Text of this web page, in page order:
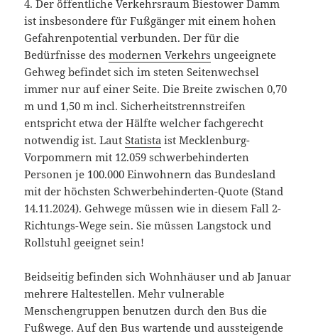
4. Der öffentliche Verkehrsraum Biestower Damm
ist insbesondere für Fußgänger mit einem hohen
Gefahrenpotential verbunden. Der für die
Bedürfnisse desmodernen Verkehrs ungeeignete
Gehweg befindet sich im steten Seitenwechsel
immer nur auf einer Seite. Die Breite zwischen 0,70
m und 1,50 m incl. Sicherheitstrennstreifen
entspricht etwa der Hälfte welcher fachgerecht
notwendig ist. LautStatista ist Mecklenburg-
Vorpommern mit 12.059 schwerbehinderten
Personen je 100.000 Einwohnern das Bundesland
mit der höchsten Schwerbehinderten-Quote (Stand
14.11.2024). Gehwege müssen wie in diesem Fall 2-
Richtungs-Wege sein. Sie müssen Langstock und
Rollstuhl geeignet sein!
Beidseitig befinden sich Wohnhäuser und ab Januar
mehrere Haltestellen. Mehr vulnerable
Menschengruppen benutzen durch den Bus die
Fußwege. Auf den Bus wartende und aussteigende